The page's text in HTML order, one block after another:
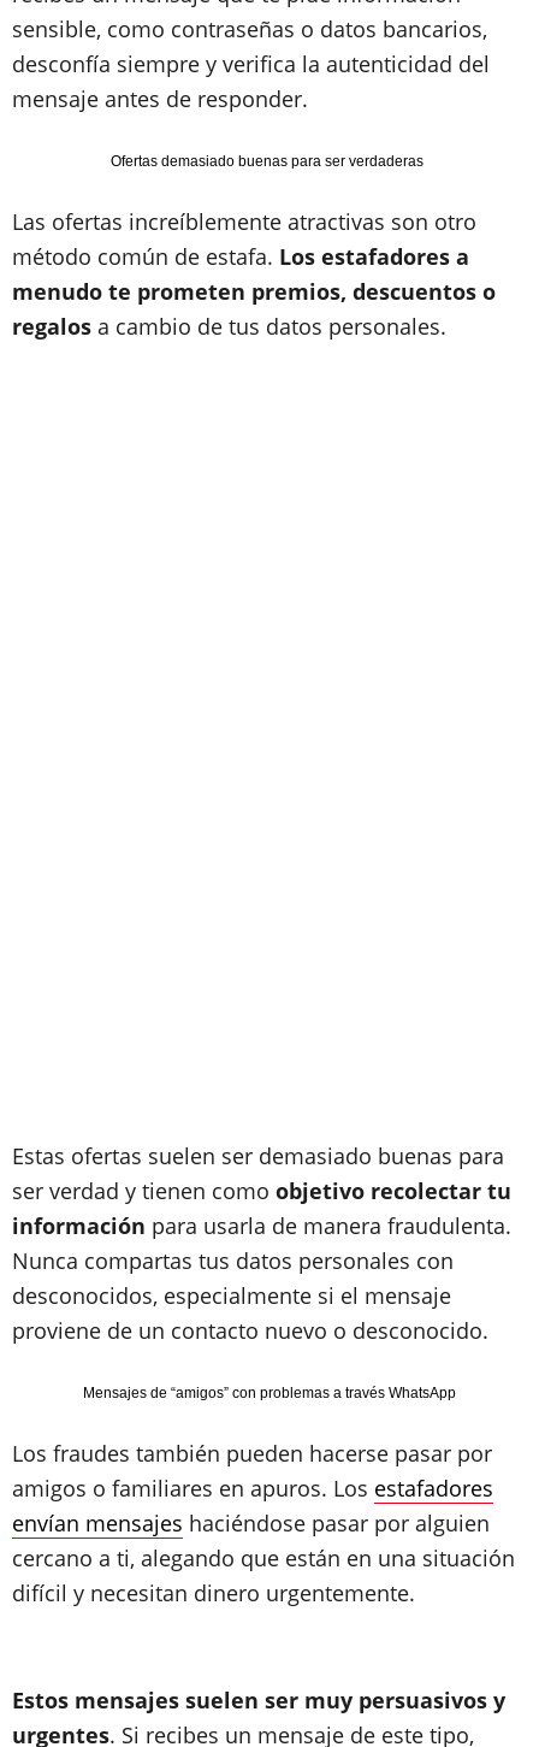
sensible, como contraseñas o datos bancarios,
desconfía siempre y verifica la autenticidad del
mensaje antes de responder.
Ofertas demasiado buenas para ser verdaderas
Las ofertas increíblemente atractivas son otro
método común de estafa. Los estafadores a
menudo te prometen premios, descuentos o
regalos a cambio de tus datos personales.
Estas ofertas suelen ser demasiado buenas para
ser verdad y tienen como objetivo recolectar tu
información para usarla de manera fraudulenta.
Nunca compartas tus datos personales con
desconocidos, especialmente si el mensaje
proviene de un contacto nuevo o desconocido.
Mensajes de “amigos” con problemas a través WhatsApp
Los fraudes también pueden hacerse pasar por
amigos o familiares en apuros. Los estafadores
envían mensajes haciéndose pasar por alguien
cercano a ti, alegando que están en una situación
difícil y necesitan dinero urgentemente.
Estos mensajes suelen ser muy persuasivos y
urgentes. Si recibes un mensaje de este tipo,